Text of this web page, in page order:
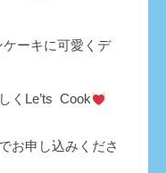
ーキに可愛くデ
くLe’ts Cook
でお申し込みくださ